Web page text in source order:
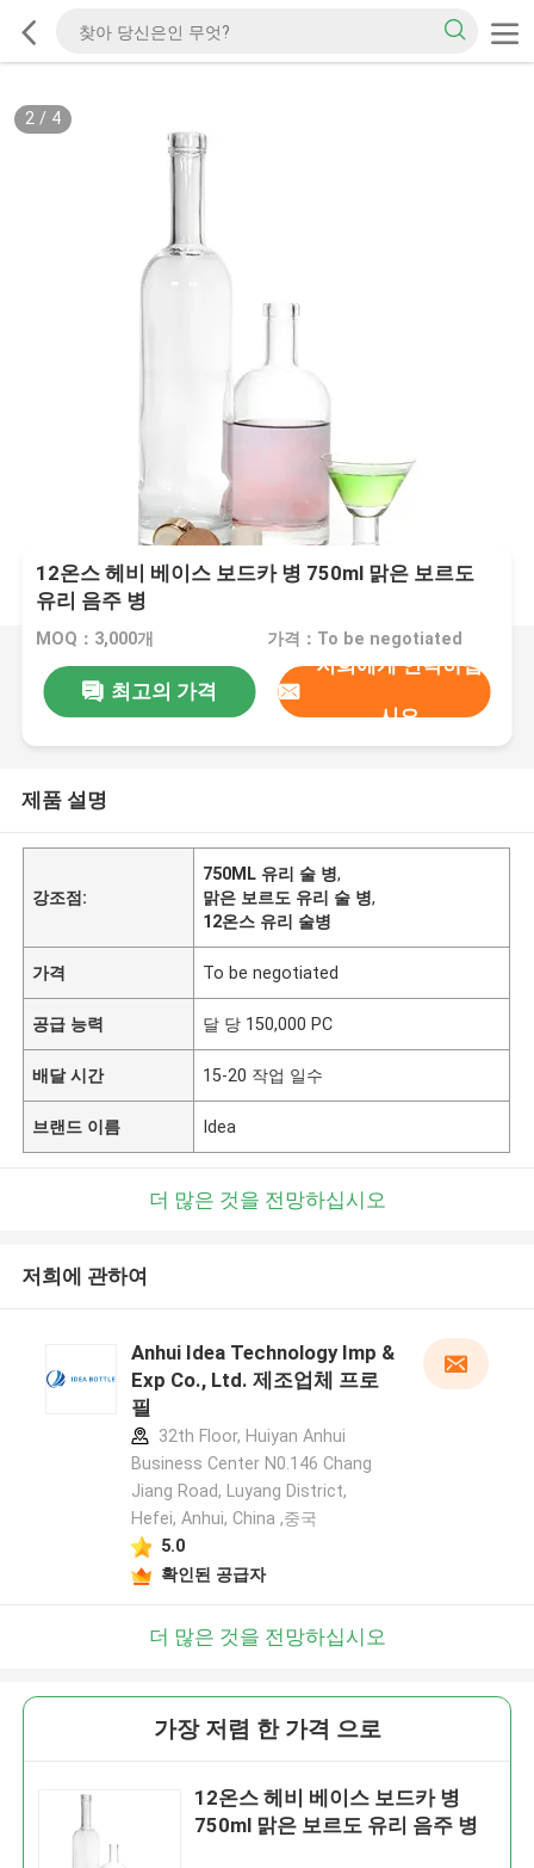
2/ 4
12온스 헤비 베이스 보드카 병 750ml 맑은 보르도
유리 음주 병
MOQ：3,000개 가격：To be negotiated
최고의 가격
저희에게 연락하십
시오
제품 설명
강조점:
750ML 유리 술 병,
맑은 보르도 유리 술 병,
12온스 유리 술병
가격 To be negotiated
공급 능력 달 당 150,000 PC
배달 시간 15-20 작업 일수
브랜드 이름 Idea
더 많은 것을 전망하십시오
저희에 관하여
Anhui Idea Technology Imp &
Exp Co., Ltd. 제조업체 프로
필
32th Floor, Huiyan Anhui
Business Center N0.146 Chang
Jiang Road, Luyang District,
Hefei, Anhui, China ,중국
5.0
확인된 공급자
더 많은 것을 전망하십시오
가장 저렴 한 가격 으로
12온스 헤비 베이스 보드카 병
750ml 맑은 보르도 유리 음주 병